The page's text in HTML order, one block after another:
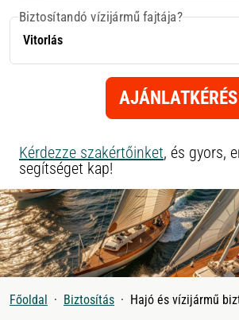
Biztosítandó vízijármű fajtája?
AJÁNLATKÉRÉS
Kérdezze szakértőinket, és gyors,
segítséget kap!
Főoldal Biztosítás Hajó és vízijármű